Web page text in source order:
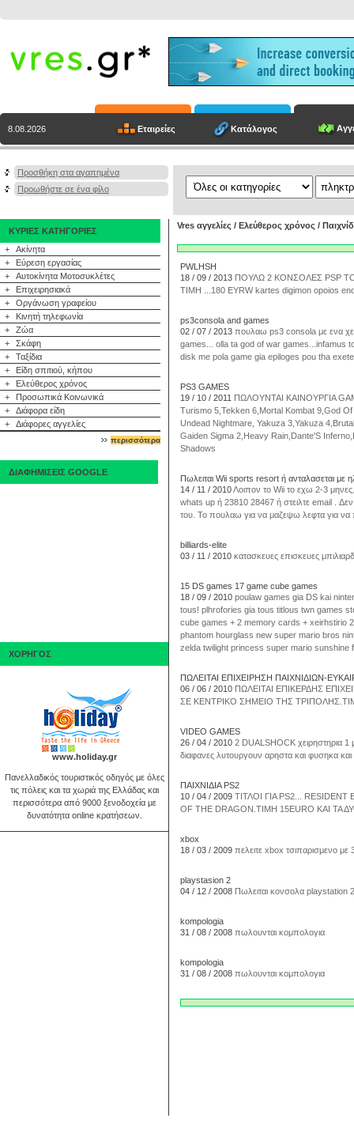
8.08.2026 Εταιρείες Κατάλογος
Προσθήκη στα αγαπημένα
Προωθήστε σε ένα φίλο
ΚΥΡΙΕΣ ΚΑΤΗΓΟΡΙΕΣ
+
Ακίνητα
+
Εύρεση εργασίας
+
Αυτοκίνητα Μοτοσυκλέτες
+
Επιχειρησιακά
+
Οργάνωση γραφείου
+
Κινητή τηλεφωνία
+
Ζώα
+
Σκάφη
+
Ταξίδια
+
Είδη σπιτιού, κήπου
+
Ελεύθερος χρόνος
+
Προσωπικά Κοινωνικά
+
Διάφορα είδη
+
Διάφορες αγγελίες
περισσότερα
ΔΙΑΦΗΜΙΣΕΙΣ GOOGLE
ΧΟΡΗΓΟΣ
www.holiday.gr
Πανελλαδικός τουριστικός οδηγός με όλες
τις πόλεις και τα χωριά της Ελλάδας και
περισσότερα από 9000 ξενοδοχεία με
δυνατότητα online κρατήσεων.
Vres αγγελίες / Ελεύθερος χρόνος /
PWLHSH
18 / 09 / 2013 ΠΟΥΛΩ 2 ΚΟΝΣΟΛΕΣ PSP ΤΟ 1
TIMH ...180 EYRW kartes digimon opoios
ps3consola and games
02 / 07 / 2013 πουλαω ps3 consola με ενα
games... olla ta god of war games...infamus
disk me pola game gia epiloges pou tha
PS3 GAMES
19 / 10 / 2011 ΠΩΛΟΥΝΤΑΙ ΚΑΙΝΟΥΡΓΙΑ
Turismo 5,Tekken 6,Mortal Kombat 9,God
Undead Nightmare, Yakuza 3,Yakuza
Gaiden Sigma 2,Heavy Rain,Dante'S
Shadows
Πωλειται Wii sports resort ή ανταλασεται με
14 / 11 / 2010Λοιπον το Wii το εχω 2-3
whats up ή 23810 28467 ή στειλτε email .
του. Το πουλαω για να μαζεψω λεφτα για να
billiards-elite
03 / 11 / 2010 κατασκευες επισκευες
15 DS games 17 game cube games
18 / 09 / 2010 poulaw games gia DS kai
tous! plhrofories gia tous titlous twn games
cube games + 2 memory cards + xeirhstirio
phantom hourglass new super mario bros
zelda twilight princess super mario sunshine
ΠΩΛΕΙΤΑΙ ΕΠΙΧΕΙΡΗΣΗ ΠΑΙΧΝΙΔΙΩΝ-
06 / 06 / 2010 ΠΩΛΕΙΤΑΙ ΕΠΙΚΕΡΔΗΣ
ΣΕ ΚΕΝΤΡΙΚΟ ΣΗΜΕΙΟ ΤΗΣ
VIDEO GAMES
26 / 04 / 2010 2 DUALSHOCK χειρηστηρια 1
διαφανες λυτουργουν αρηστα και φυσηκα
ΠΑΙΧΝΙΔΙΑ ΡS2
10 / 04 / 2009 ΤΙΤΛΟΙ ΓΙΑ ΡS2...
OF THE DRAGON.ΤΙΜΗ 15EURO ΚΑΙ
xbox
18 / 03 / 2009 πελειτε xbox τσιπαρισμενο με
playstasion 2
04 / 12 / 2008 Πωλειται κονσολα playstation
kompologia
31 / 08 / 2008 πωλουνται κομπολογια
kompologia
31 / 08 / 2008 πωλουνται κομπολογια